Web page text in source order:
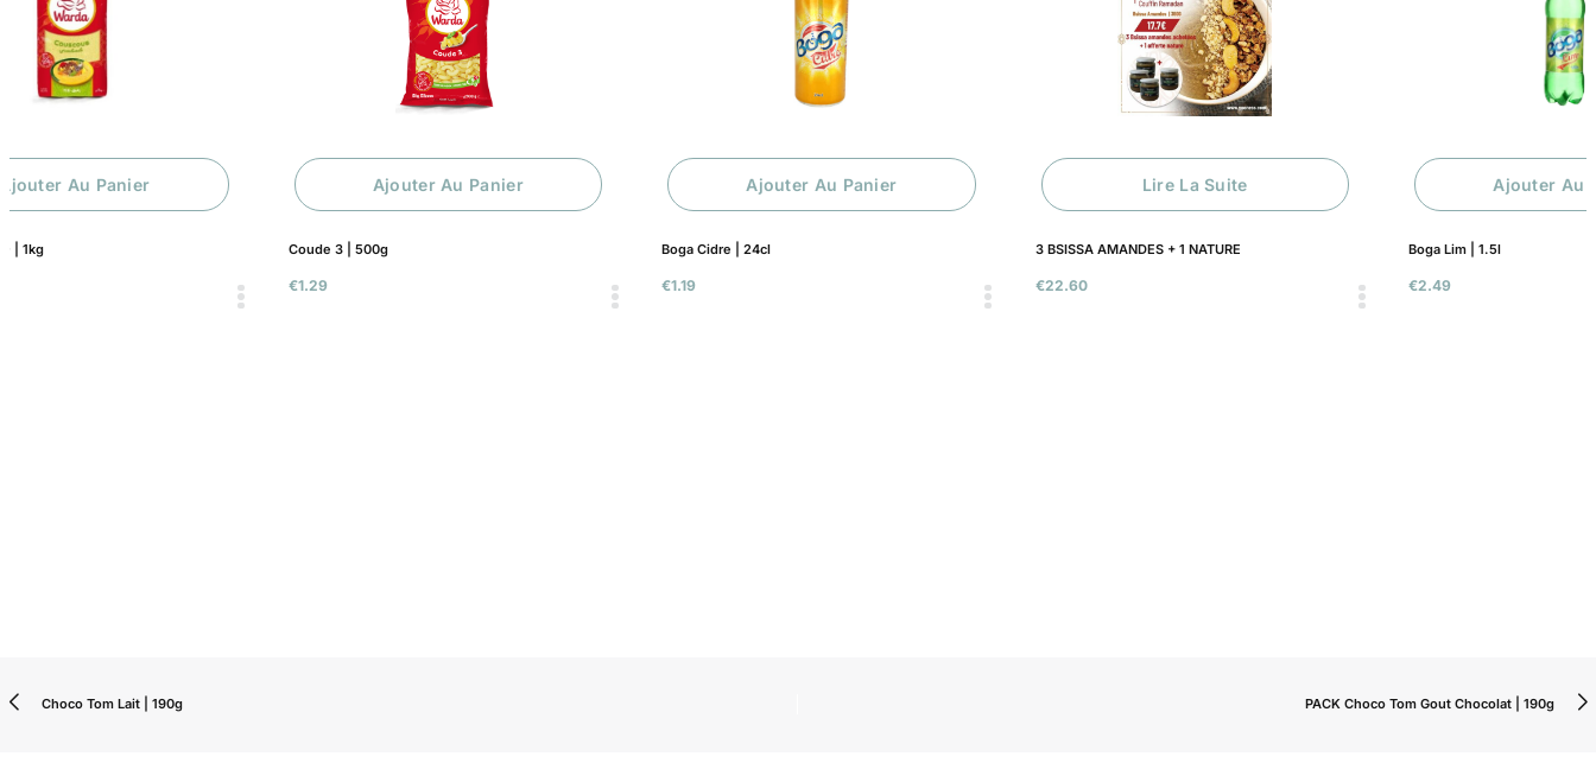
| 1kg
Ajouter Au Panier
€1.29
Coude 3 | 500g
Ajouter Au Panier
€1.19
Boga Cidre | 24cl
Ajouter Au Panier
€22.60
3 BSISSA AMANDES + 1 NATURE
Lire La Suite
€2.49
Boga Lim | 1.5l
Ajouter Au
Choco Tom Lait | 190g PACK Choco Tom Gout Chocolat | 190g